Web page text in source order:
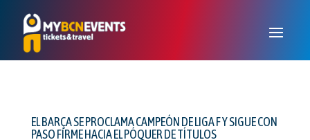
EL BARÇA SE PROCLAMA CAMPEÓN DE LIGA F Y SIGUE CON
PASO FIRME HACIA EL PÓQUER DE TÍTULOS